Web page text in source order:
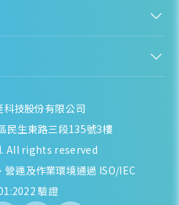
科技股份有限公司
民生東路三段135號3樓
All rights reserved
運及作業環境通過 ISO/IEC
驗證